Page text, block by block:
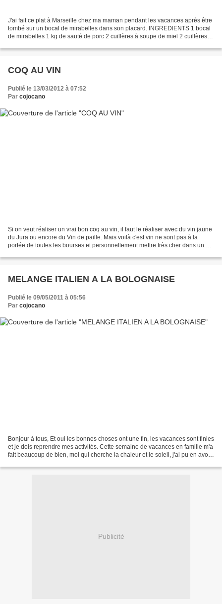
J'ai fait ce plat à Marseille chez ma maman pendant les vacances après être
tombé sur un bocal de mirabelles dans son placard. INGREDIENTS 1 bocal
de mirabelles 1 kg de sauté de porc 2 cuillères à soupe de miel 2 cuillères à
COQ AU VIN
Publié le 13/03/2012 à 07:52
Par cojocano
Si on veut réaliser un vrai bon coq au vin, il faut le réaliser avec du vin jaune
du Jura ou encore du Vin de paille. Mais voilà c'est vin ne sont pas à la
portée de toutes les bourses et personnellement mettre très cher dans un vin
MELANGE ITALIEN A LA BOLOGNAISE
Publié le 09/05/2011 à 05:56
Par cojocano
Bonjour à tous, Et oui les bonnes choses ont une fin, les vacances sont finies
et je dois reprendre mes activités. Cette semaine de vacances en famille m'a
fait beaucoup de bien, moi qui cherche la chaleur et le soleil, j'ai pu en avoir
Publicité